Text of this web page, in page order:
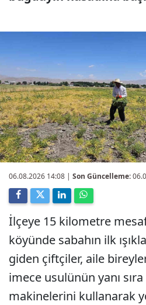
06.08.2026 14:08 | Son Güncelleme:
İlçeye 15 kilometre
köyünde sabahın ilk
giden çiftçiler, aile
imece usulünün yanı
makinelerini kullanarak